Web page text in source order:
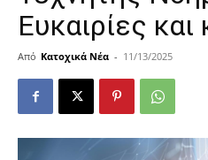
Ευκαιρίες και
Από Κατοχικά Νέα - 11/13/2025